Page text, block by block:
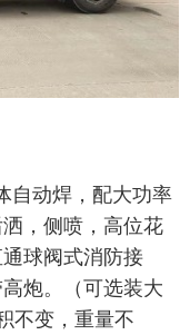
自动焊，配大功率
，侧喷，高位花
球阀式消防接
炮。（可选装大
不变，重量不